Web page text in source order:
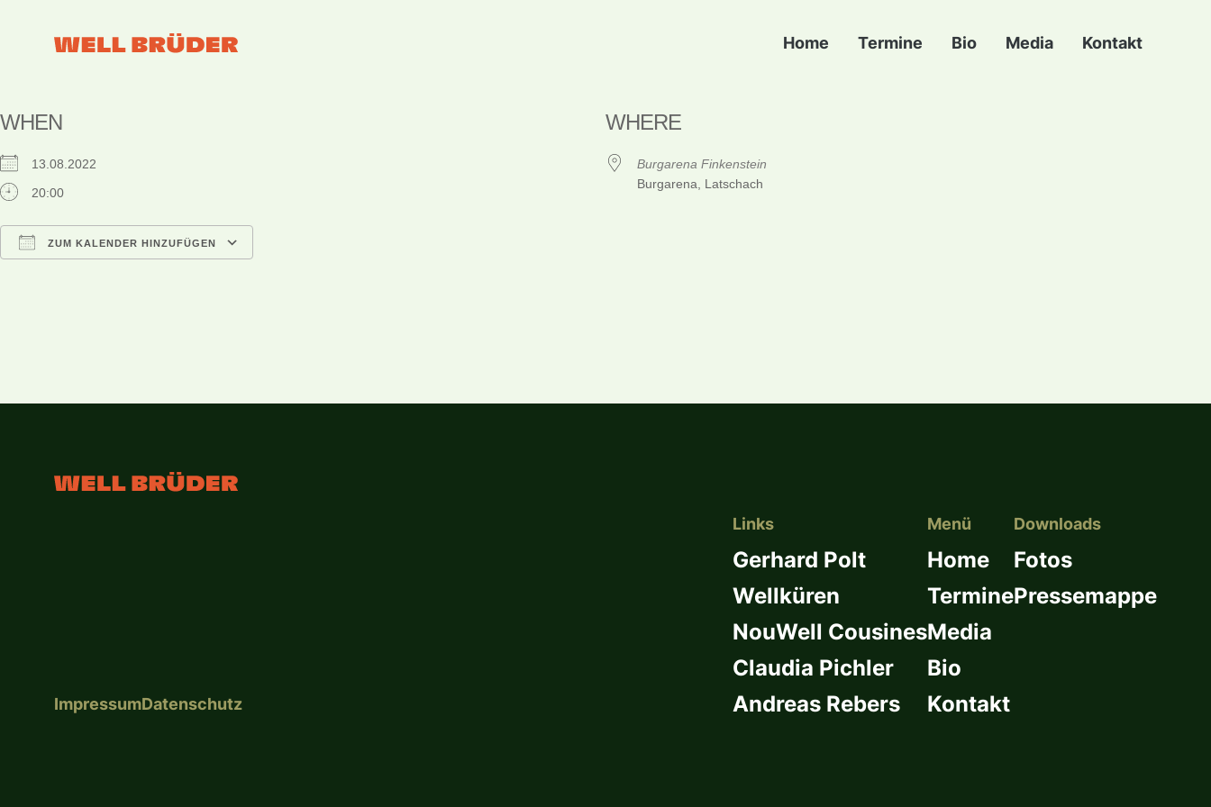
Home Termine Bio Media Kontakt
WHEN
13.08.2022
20:00
ZUM KALENDER HINZUFÜGEN
WHERE
Burgarena Finkenstein
Burgarena, Latschach
ImpressumDatenschutz
Links
Gerhard Polt
Wellküren
NouWell Cousines
Claudia Pichler
Andreas Rebers
Menü
Home
Termine
Media
Bio
Kontakt
Downloads
Fotos
Pressemappe